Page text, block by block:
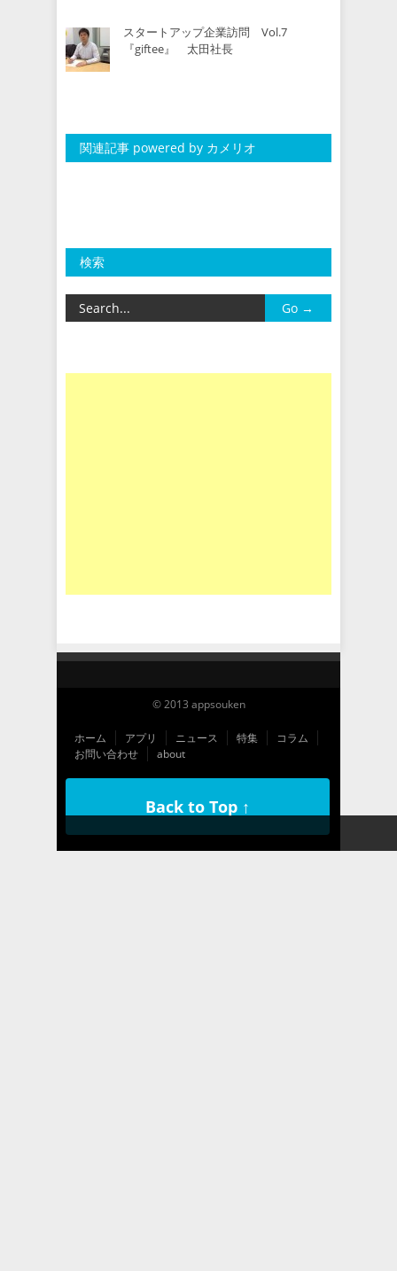
スタートアップ企業訪問 Vol.7
『giftee』 太田社長
関連記事 powered by カメリオ
検索
© 2013 appsouken
ホーム アプリ ニュース 特集
コラム
お問い合わせ
about
Back to Top ↑